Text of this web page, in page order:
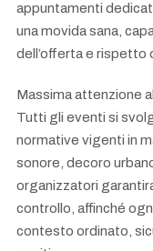
appuntamenti
una movida sana,
dell’offerta e rispetto
Massima attenzione
Tutti gli eventi si
normative vigenti in
sonore, decoro
organizzatori
controllo, affinché
contesto ordinato,